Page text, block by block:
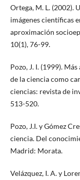
Ortega, M. L. (2002).
imágenes científicas
aproximación
10(1), 76-99.
Pozo, J. I. (1999).
de la ciencia como
ciencias: revista de
513-520.
Pozo, J.I. y Gómez
ciencia. Del
Madrid: Morata.
Velázquez, I. A. y